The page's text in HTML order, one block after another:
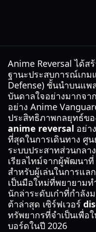
Anime Reversal ได้ส
ฐานะประสบการณ์เกม
Defense) ชั้นนำบนแพ
บันดาลใจอย่างมากจ
อย่าง Anime
ประสิทธิภาพกลยุทธ์ข
anime reversal อย่า
ที่สุดในการเดินทาง ศู
ระบบประสาทส่วนกลา
เรียลไทม์จากผู้พัฒนาที่
สำหรับผู้เล่นในการแล
เป็นมือใหม่ที่พยายามท
นักล่าระดับเก๋าที่กำลัง
ต้าล่าสุด เซิร์ฟเวอร์
ทรัพยากรที่จำเป็นเพื่
บอร์ดในปี 2026